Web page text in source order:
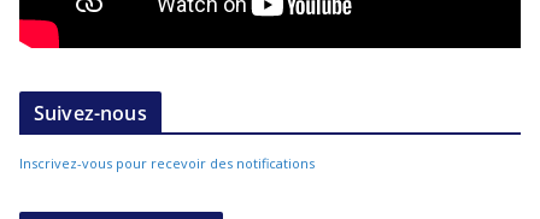
Suivez-nous
Inscrivez-vous pour recevoir des notifications